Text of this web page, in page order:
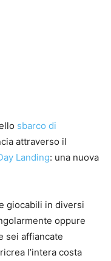
sbarco di
attraverso il
Landing: una nuova
giocabili in diversi
oppure
sei affiancate
l’intera costa